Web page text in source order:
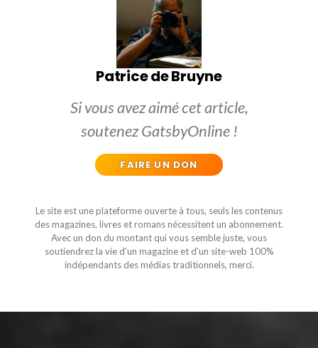
Patrice de Bruyne
Si vous avez aimé cet article,
soutenez GatsbyOnline !
FAIRE UN DON
Le site est une plateforme ouverte à tous, seuls les contenus
des magazines, livres et romans nécessitent un abonnement.
Avec un don du montant qui vous semble juste, vous
soutiendrez la vie d'un magazine et d'un site-web 100%
indépendants des médias traditionnels, merci.